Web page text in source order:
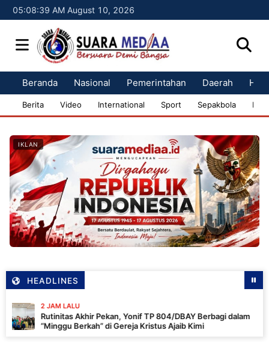
05:08:40 AM August 10, 2026
Beranda Nasional Pemerintahan Daerah
Berita Video International Sport Sepakbola
IKLAN
HEADLINES
JAM LALU
Akhir Pekan, Yonif TP 804/DBAY Berbagi dalam
Berkah” di Gereja Kristus Ajaib Kimi